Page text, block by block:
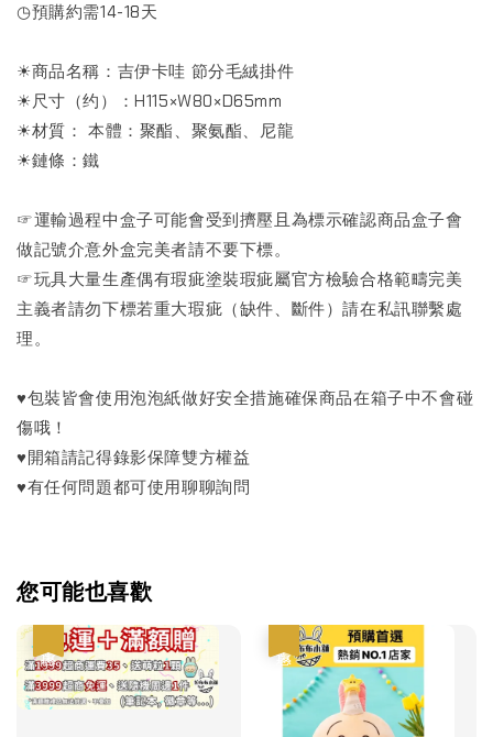
◷預購約需14-18天
☀商品名稱：吉伊卡哇 節分毛絨掛件
☀尺寸（约）：H115×W80×D65mm
☀材質： 本體：聚酯、聚氨酯、尼龍
☀鏈條：鐵
☞運輸過程中盒子可能會受到擠壓且為標示確認商品盒子會
做記號介意外盒完美者請不要下標。
☞玩具大量生產偶有瑕疵塗裝瑕疵屬官方檢驗合格範疇完美
主義者請勿下標若重大瑕疵（缺件、斷件）請在私訊聯繫處
理。
♥包裝皆會使用泡泡紙做好安全措施確保商品在箱子中不會碰
傷哦！
♥開箱請記得錄影保障雙方權益
♥有任何問題都可使用聊聊詢問
您可能也喜歡